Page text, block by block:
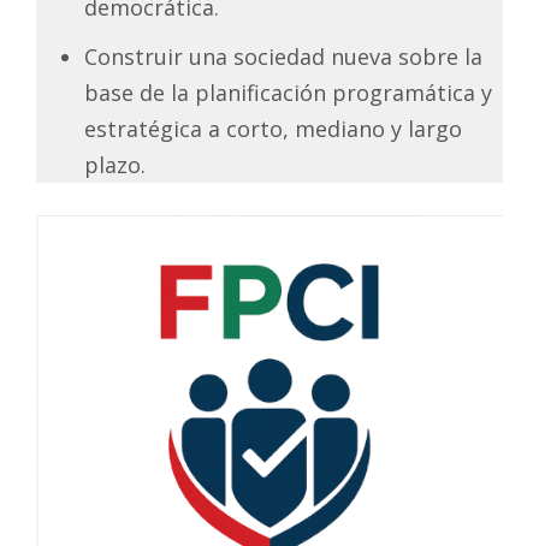
democrática.
Construir una sociedad nueva sobre la
base de la planificación programática y
estratégica a corto, mediano y largo
plazo.